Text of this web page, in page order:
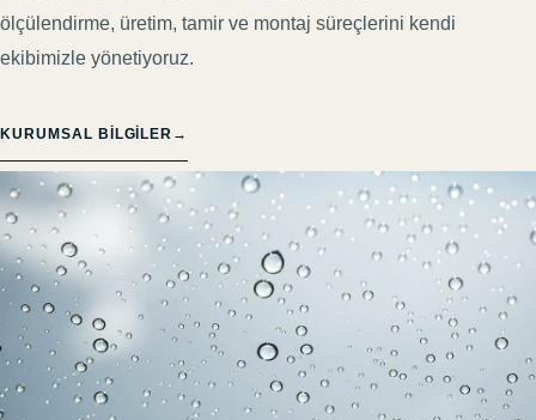
ölçülendirme, üretim, tamir ve montaj süreçlerini kendi
ekibimizle yönetiyoruz.
KURUMSAL BILGILER →